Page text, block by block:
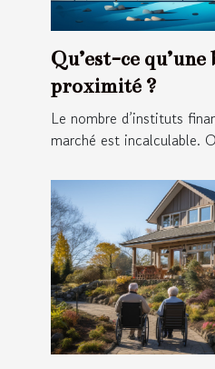
Qu’est-ce qu’une
proximité ?
Le nombre d’instituts
marché est incalculable.